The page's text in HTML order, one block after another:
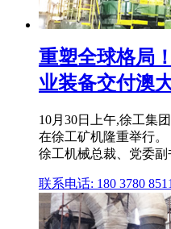
重塑全球格局
业装备交付澳
10月30日上午,徐工集
在徐工矿机隆重举行
徐工机械总裁、党委
联系电话: 180 3780 8511